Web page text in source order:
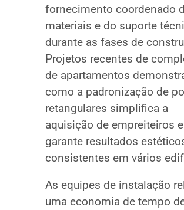
fornecimento coordenado
materiais e do suporte
durante as fases de
Projetos recentes de
de apartamentos
como a padronização de
retangulares simplifica a
aquisição de empreiteiros e
garante resultados
consistentes em vários
As equipes de instalação
uma economia de tempo